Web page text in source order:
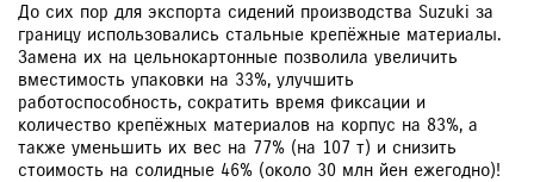
До сих пор для экспорта сидений производства Suzuki за
границу использовались стальные крепёжные материалы.
Замена их на цельнокартонные позволила увеличить
вместимость упаковки на 33%, улучшить
работоспособность, сократить время фиксации и
количество крепёжных материалов на корпус на 83%, а
также уменьшить их вес на 77% (на 107 т) и снизить
стоимость на солидные 46% (около 30 млн йен ежегодно)!